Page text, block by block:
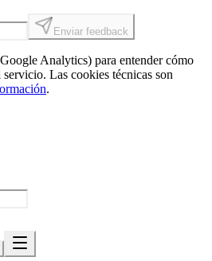
Enviar feedback
Analytics) para entender cómo
Las cookies técnicas son
.